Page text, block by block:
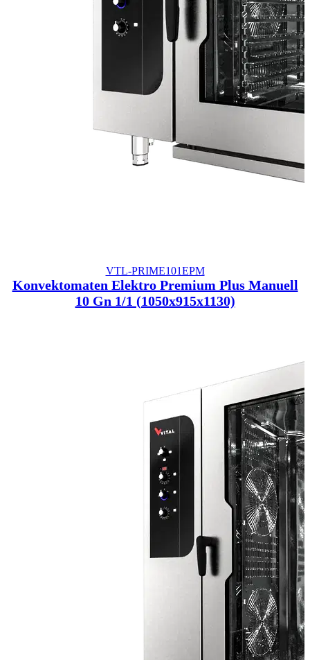
VTL-PRIME101EPM
Konvektomaten Elektro Premium Plus Manuell
10 Gn 1/1 (1050x915x1130)